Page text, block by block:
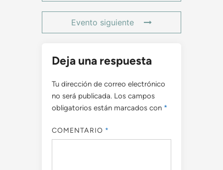
Evento siguiente
Deja una respuesta
Tu dirección de correo electrónico
no será publicada. Los campos
obligatorios están marcados con *
COMENTARIO *